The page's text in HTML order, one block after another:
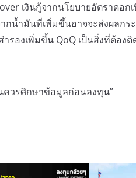
เงินกู้จากนโยบายอัตราดอ
กน้ำมันที่เพิ่มขึ้นอาจจะส่งผลก
รองเพิ่มขึ้น QoQ เป็นสิ่งที่ต้อง
ควรศึกษาข้อมูลก่อนลงทุน”